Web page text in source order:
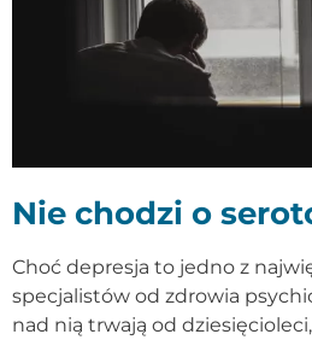
Nie chodzi o
Choć depresja to jedno z
specjalistów od zdrowia
nad nią trwają od